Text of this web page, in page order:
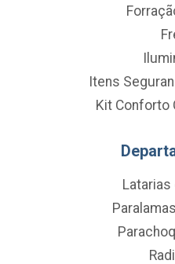
Itens
Kit Conforto
Latarias